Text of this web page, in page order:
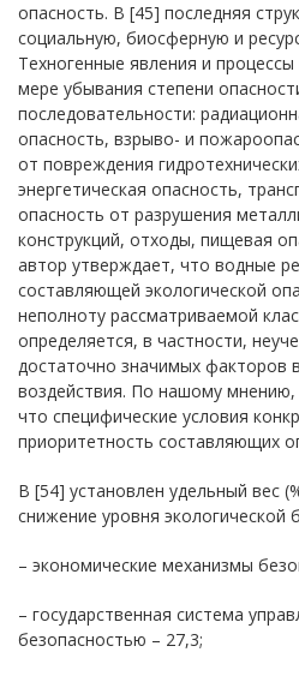
опасность. В [45] последняя
социальную, биосферную и
Техногенные явления и
мере убывания степени
последовательности:
опасность, взрыво- и
от повреждения
энергетическая опасность,
опасность от разрушения
конструкций, отходы, пищевая
автор утверждает, что водные
составляющей экологической
неполноту рассматриваемой
определяется, в частности,
достаточно значимых факторов
воздействия. По нашому мнению,
что специфические условия
приоритетность составляющих
В [54] установлен удельный вес
снижение уровня экологической
– экономические механизмы
– государственная система
безопасностью – 27,3;